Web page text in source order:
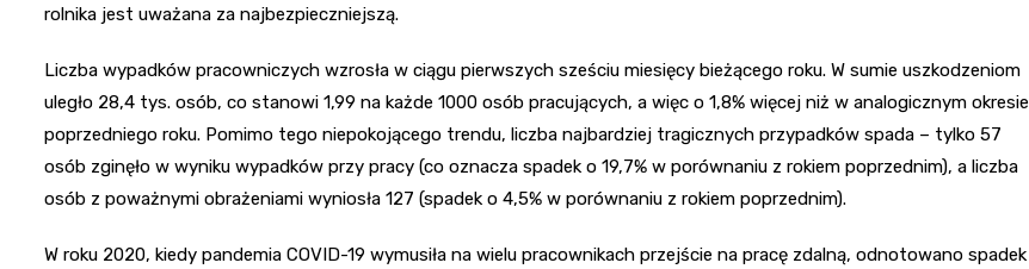
rolnika jest uważana za najbezpieczniejszą.
Liczba wypadków pracowniczych wzrosła w ciągu pierwszych sześciu miesięcy bieżącego roku. W sumie uszkodzeniom
uległo 28,4 tys. osób, co stanowi 1,99 na każde 1000 osób pracujących, a więc o 1,8% więcej niż w analogicznym okresie
poprzedniego roku. Pomimo tego niepokojącego trendu, liczba najbardziej tragicznych przypadków spada – tylko 57
osób zginęło w wyniku wypadków przy pracy (co oznacza spadek o 19,7% w porównaniu z rokiem poprzednim), a liczba
osób z poważnymi obrażeniami wyniosła 127 (spadek o 4,5% w porównaniu z rokiem poprzednim).
W roku 2020, kiedy pandemia COVID-19 wymusiła na wielu pracownikach przejście na pracę zdalną, odnotowano spadek